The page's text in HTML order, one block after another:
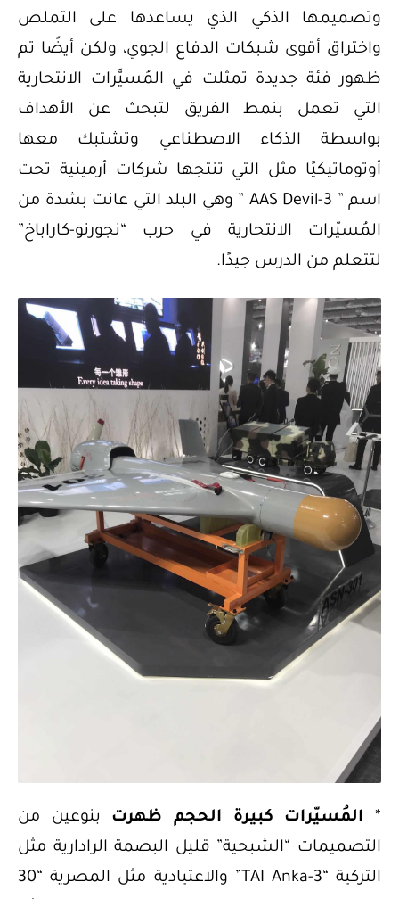
وتصميمها الذكي الذي يساعدها على التملص
واختراق أقوى شبكات الدفاع الجوي، ولكن أيضًا تم
ظهور فئة جديدة تمثلت في المُسيَّرات الانتحارية
التي تعمل بنمط الفريق لتبحث عن الأهداف
بواسطة الذكاء الاصطناعي وتشتبك معها
أوتوماتيكيًا مثل التي تنتجها شركات أرمينية تحت
اسم ” AAS Devil-3 ” وهي البلد التي عانت بشدة من
المُسيّرات الانتحارية في حرب “نجورنو-كاراباخ”
لتتعلم من الدرس جيدًا.
* المُسيّرات كبيرة الحجم ظهرت
بنوعين من
التصميمات “الشبحية” قليل البصمة الرادارية مثل
التركية “TAI Anka-3” والاعتيادية مثل المصرية “30